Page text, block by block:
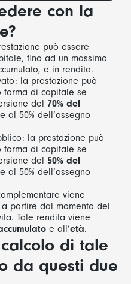
con la
può essere
fino ad un massimo
e in rendita.
la prestazione può
forma di capitale se
del 70% del
al 50% dell’assegno
la prestazione può
forma di capitale se
del 50% del
al 50% dell’assegno
viene
partire dal momento del
Tale rendita viene
e all’età.
di tale
da questi due